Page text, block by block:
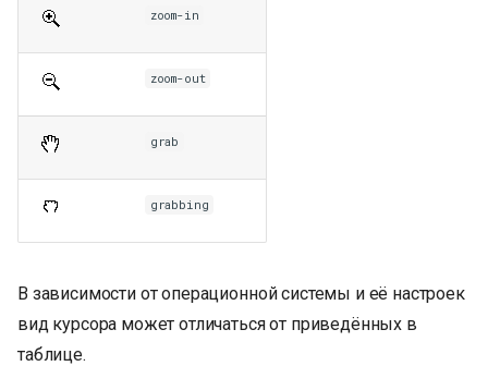
zoom-in
zoom-out
grab
grabbing
В зависимости от операционной системы и её настроек
вид курсора может отличаться от приведённых в
таблице.